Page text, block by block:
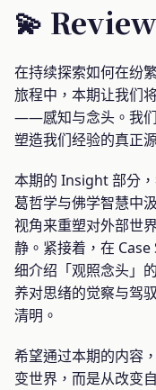
💫 Review
在持续探索如何在纷
旅程中，本期让我们
——感知与念头。我们
塑造我们经验的真正
本期的 Insight 部分
葛哲学与佛学智慧中
视角来重塑对外部世
静。紧接着，在
细介绍「观照念头」
养对思绪的觉察与驾
清明。
希望通过本期的内容
变世界，而是从改变